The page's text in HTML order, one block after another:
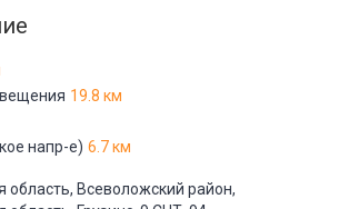
19.8 км
напр-е) 6.7 км
область, Всеволожский район,